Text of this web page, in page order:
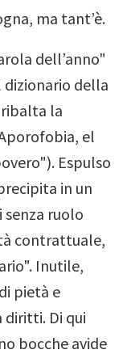
ma tant’è.
dell’anno"
dizionario della
ribalta la
el
Espulso
in un
ruolo
contrattuale,
Inutile,
pietà e
diritti. Di qui
bocche avide